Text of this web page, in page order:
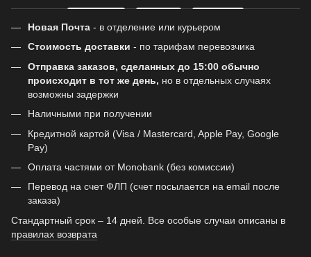
Новая Почта - в отделение или курьером
Стоимость доставки - по тарифам перевозчика
Отправка заказов, сделанных до 15:00 обычно
происходит в тот же день, но в отдельных случаях
возможны задержки
Наличными при получении
Кредитной картой (Visa / Mastercard, Apple Pay, Google
Pay)
Оплата частями от Monobank (без комиссии)
Перевод на счет ФЛП (счет посылается на email после
заказа)
Стандартный срок – 14 дней. Все особые случаи описаны в
правилах возврата